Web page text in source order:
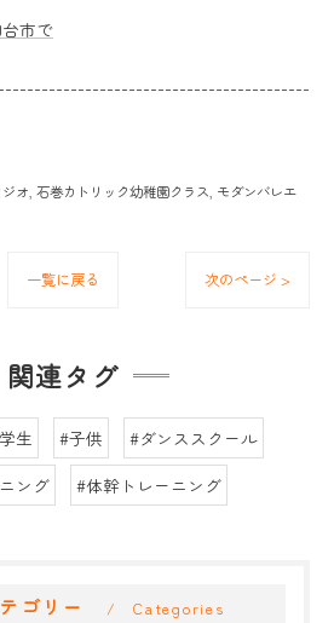
市で
オ 石巻カトリック幼稚園クラス モダンバレエ
一覧に戻る 次のページ >
関連タグ
生 #子供
#ダンススクール
ング
#体幹トレーニング
ゴリー Categories